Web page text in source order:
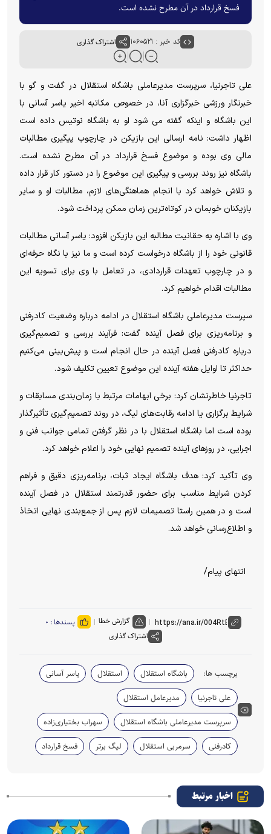
فسخ قرارداد در آن مطرح نشده است.
کد خبر : ۱۰۶۰۵۲۱ اشتراک گذاری
علی تاجرنیا، سرپرست مدیرعاملی باشگاه استقلال در گفت و گو با
خبرنگار ورزشی خبرگزاری آنا، در خصوص مکاتبه اخیر یاسر آسانی با
این باشگاه و اینکه گفته می شود او به باشگاه نوتیس داده است
اظهار داشت: نامه ارسالی این بازیکن در چارچوب پیگیری مطالبات
مالی وی بوده و موضوع فسخ قرارداد در آن مطرح نشده است.
باشگاه نیز روند بررسی و پیگیری این موضوع را در دستور کار قرار داده
و تلاش خواهد کرد با انجام هماهنگی‌های لازم، مطالبات او و سایر
بازیکنان خوبمان در کوتاه‌ترین زمان ممکن پرداخت شود.
وی با اشاره به حقانیت مطالبه این بازیکن افزود: یاسر آسانی مطالبات
قانونی خود را از باشگاه درخواست کرده است و ما نیز با نگاه حرفه‌ای
و در چارچوب تعهدات قراردادی، در تعامل با وی برای تسویه این
مطالبات اقدام خواهیم کرد.
سپرست مدیرعاملی باشگاه استقلال در ادامه درباره وضعیت کادرفنی
و برنامه‌ریزی برای فصل آینده گفت: فرآیند بررسی و تصمیم‌گیری
درباره کادرفنی فصل آینده در حال انجام است و پیش‌بینی می‌کنیم
حداکثر تا اوایل هفته آینده این موضوع تعیین تکلیف شود.
تاجرنیا خاطرنشان کرد: برخی ابهامات مرتبط با زمان‌بندی مسابقات و
شرایط برگزاری یا ادامه رقابت‌های لیگ، در روند تصمیم‌گیری تأثیرگذار
بوده است اما باشگاه استقلال با در نظر گرفتن تمامی جوانب فنی و
اجرایی، در روزهای آینده تصمیم نهایی خود را اعلام خواهد کرد.
وی تأکید کرد: هدف باشگاه ایجاد ثبات، برنامه‌ریزی دقیق و فراهم
کردن شرایط مناسب برای حضور قدرتمند استقلال در فصل آینده
است و در همین راستا تصمیمات لازم پس از جمع‌بندی نهایی اتخاذ
و اطلاع‌رسانی خواهد شد.
انتهای پیام/
گزارش خطا پسندها : ۰
اشتراک گذاری
برچسب ها: باشگاه استقلال استقلال
یاسر آسانی
علی تاجرنیا
مدیرعامل استقلال
سرپرست مدیرعاملی باشگاه استقلال
سهراب بختیاری‌زاده
کادرفنی
سرمربی استقلال لیگ برتر فسخ قرارداد
اخبار مرتبط